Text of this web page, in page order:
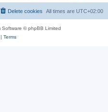
All times are UTC+02:00
Delete cookies
Software © phpBB Limited
Terms